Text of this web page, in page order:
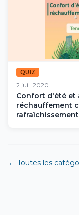
QUIZ
2 juil. 2020
Confort d'été et
réchauffement
← Toutes les